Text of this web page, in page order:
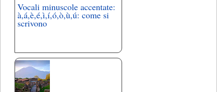
Vocali minuscole accentate:
à,á,è,é,ì,í,ó,ò,ù,ú: come si
scrivono